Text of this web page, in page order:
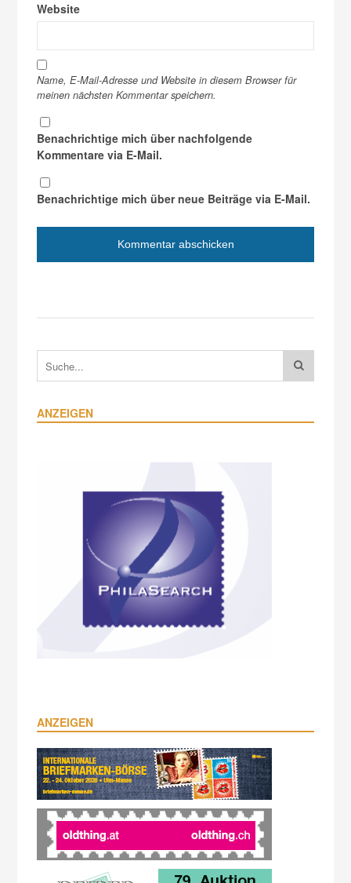
Website
Name, E-Mail-Adresse und Website in diesem Browser für
meinen nächsten Kommentar speichern.
Benachrichtige mich über nachfolgende
Kommentare via E-Mail.
Benachrichtige mich über neue Beiträge via E-Mail.
ANZEIGEN
ANZEIGEN